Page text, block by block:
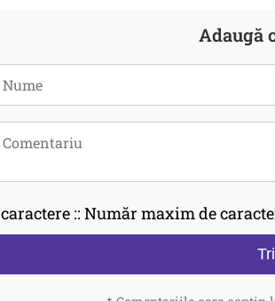
Adaugă
caractere :: Număr maxim de